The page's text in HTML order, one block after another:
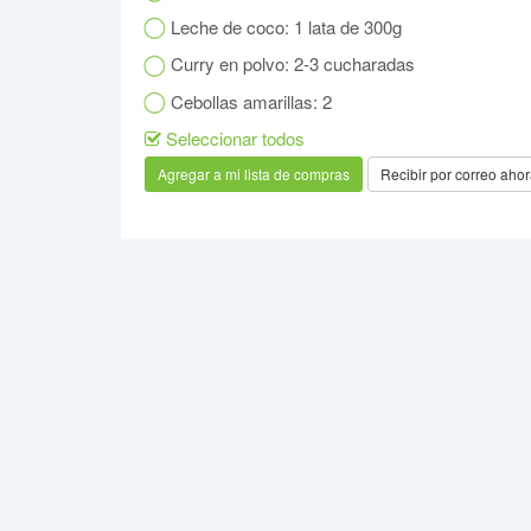
Leche de coco: 1 lata de 300g
Curry en polvo: 2-3 cucharadas
Cebollas amarillas: 2
Seleccionar todos
Recibir por correo